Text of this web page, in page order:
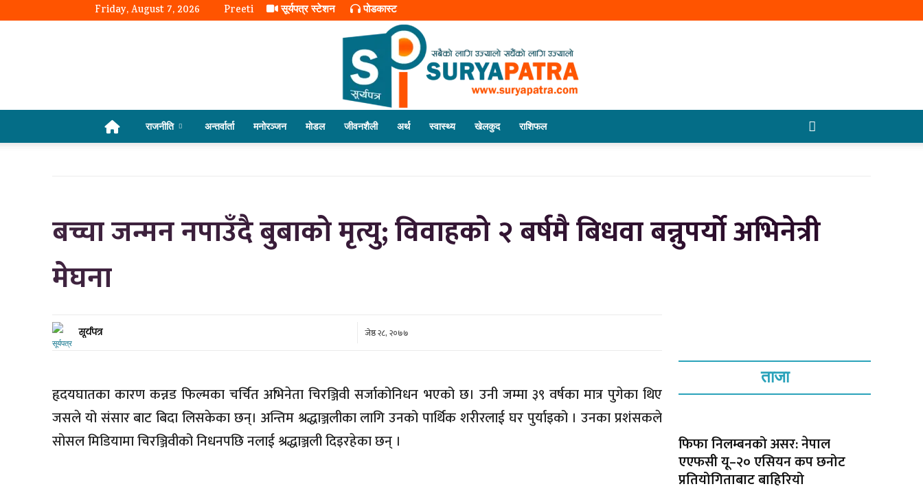
Friday, August 7, 2026 Preeti सूर्यपत्र स्टेशन पोडकास्ट
डट
राजनीति अन्तर्वार्ता मनोरञ्जन माेडल जीवनशैली अर्थ स्वास्थ्य खेलकुद राशिफल
बच्चा जन्मन नपाउँदै बुबाको मृत्यु; विवाहको २ बर्षमै बिधवा बन्नुपर्यो अभिनेत्री
मेघना
सूर्यपत्र जेष्ठ २८, २०७७
हृदयघातका कारण कन्नड फिल्मका चर्चित अभिनेता चिरञ्जिवी सर्जाकोनिधन भएको छ। उनी जम्मा ३९ वर्षका मात्र पुगेका थिए
जसले यो संसार बाट बिदा लिसकेका छन्। अन्तिम श्रद्धाञ्जलीका लागि उनको पार्थिक शरीरलाई घर पुर्याइको । उनका प्रशंसकले
सोसल मिडियामा चिरञ्जिवीको निधनपछि नलाई श्रद्धाञ्जली दिइरहेका छन् ।
ताजा
फिफा निलम्बनको असर: नेपाल
एएफसी यू–२० एसियन कप छनोट
प्रतियोगिताबाट बाहिरियो